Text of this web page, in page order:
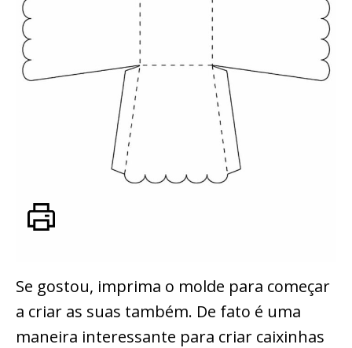
Se gostou, imprima o molde para começar
a criar as suas também. De fato é uma
maneira interessante para criar caixinhas